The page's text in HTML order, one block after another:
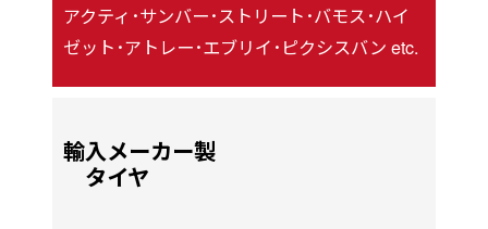
アクティ･サンバー･ストリート･バモス･ハイ
ゼット･アトレー･エブリイ･ピクシスバン etc.
輸入メーカー製
タイヤ